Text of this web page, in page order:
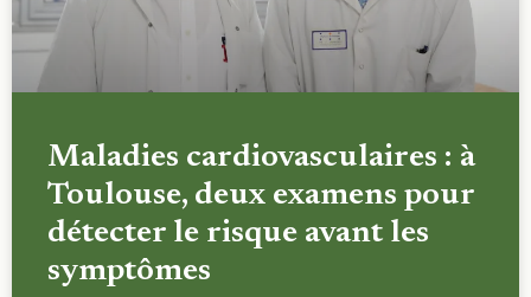
Maladies cardiovasculaires : à
Toulouse, deux examens pour
détecter le risque avant les
symptômes